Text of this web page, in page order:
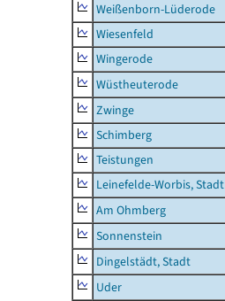
Weißenborn-Lüderode
Wiesenfeld
Wingerode
Wüstheuterode
Zwinge
Schimberg
Teistungen
Leinefelde-Worbis, Stadt
Am Ohmberg
Sonnenstein
Dingelstädt, Stadt
Uder